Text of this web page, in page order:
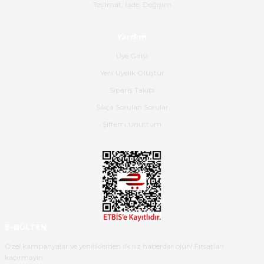
Gerçekten harika ve etkileyici
Hızlı bir şekilde elimize ulaştı
ulaştı.Ürünün paketlenmesi
gayet başarılı hasarsız bir şekilde
teslim aldım. Bu konudaki
hassasiyetleri ve Ürünün kalitesi
Teslimat, İade, Değişim
Üye Girişi
Yeni Üyelik Oluştur
Sipariş Takibi
Sıkça Sorulan Sorular
Şifremi Unuttum
Özel kampanyalar ve yeniliklerden ilk siz haberdar olun! Fırsatları
kaçırmayın.